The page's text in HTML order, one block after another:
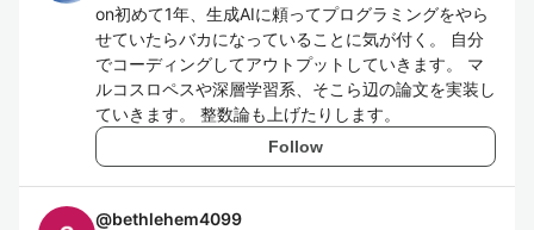
on初めて1年、生成AIに頼ってプログラミングをやら
せていたらバカになっていることに気が付く。 自分
でコーディングしてアウトプットしていきます。 マ
ルコスロペスや深層学習系、そこら辺の論文を実装し
ていきます。 整数論も上げたりします。
Follow
@bethlehem4099